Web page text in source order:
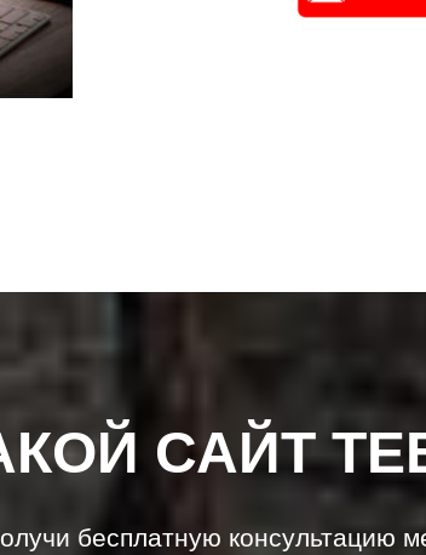
САЙТ
бесплатную консультацию